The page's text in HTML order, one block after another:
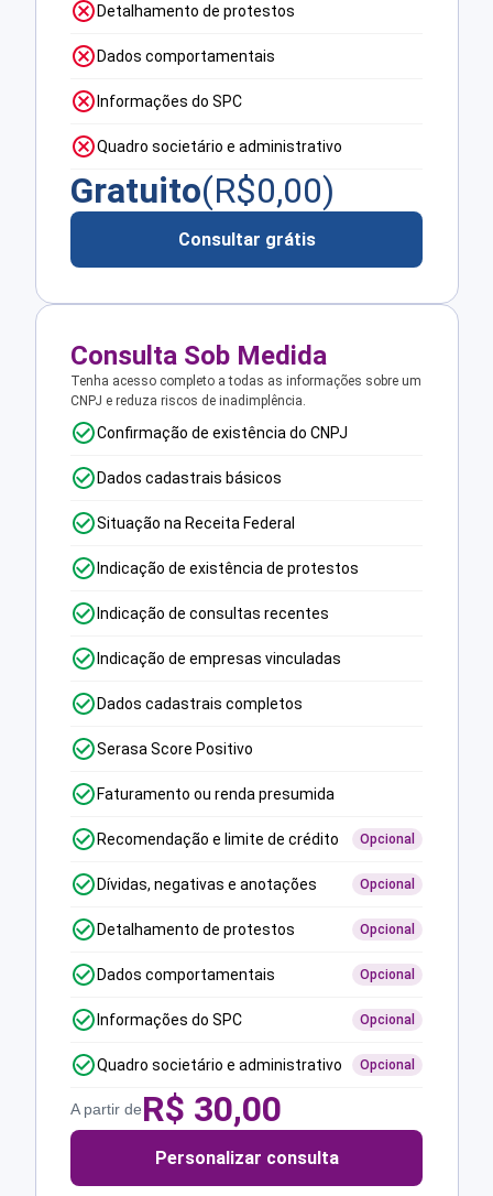
Detalhamento de protestos
Dados comportamentais
Informações do SPC
Quadro societário e administrativo
Gratuito(R$0,00)
Consultar grátis
Consulta Sob Medida
Tenha acesso completo a todas as informações sobre um
CNPJ e reduza riscos de inadimplência.
Confirmação de existência do CNPJ
Dados cadastrais básicos
Situação na Receita Federal
Indicação de existência de protestos
Indicação de consultas recentes
Indicação de empresas vinculadas
Dados cadastrais completos
Serasa Score Positivo
Faturamento ou renda presumida
Recomendação e limite de crédito Opcional
Dívidas, negativas e anotações Opcional
Detalhamento de protestos Opcional
Dados comportamentais Opcional
Informações do SPC Opcional
Quadro societário e administrativo Opcional
A partir deR$ 30,00
Personalizar consulta